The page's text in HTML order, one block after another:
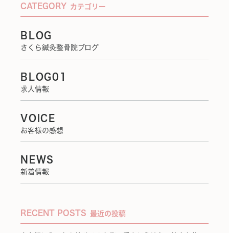
CATEGORY カテゴリー
BLOG
さくら鍼灸整骨院ブログ
BLOG01
求人情報
VOICE
お客様の感想
NEWS
新着情報
RECENT POSTS 最近の投稿